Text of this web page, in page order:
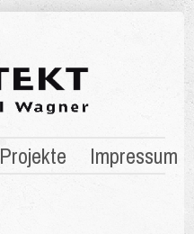
Projekte Impressum